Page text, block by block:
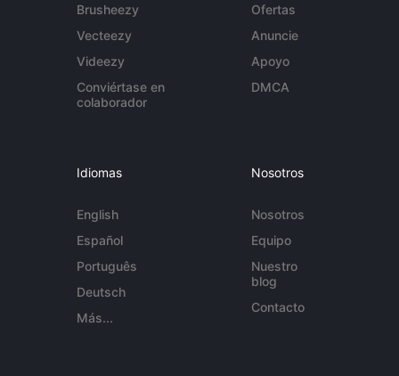
Brusheezy
Vecteezy
Videezy
Conviértase en
colaborador
Ofertas
Anuncie
Apoyo
DMCA
Idiomas
English
Español
Português
Deutsch
Más...
Nosotros
Nosotros
Equipo
Nuestro
blog
Contacto